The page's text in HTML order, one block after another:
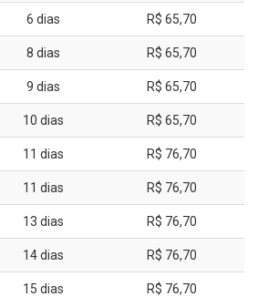
6 dias R$ 65,70
8 dias R$ 65,70
9 dias R$ 65,70
10 dias R$ 65,70
11 dias R$ 76,70
11 dias R$ 76,70
13 dias R$ 76,70
14 dias R$ 76,70
15 dias R$ 76,70